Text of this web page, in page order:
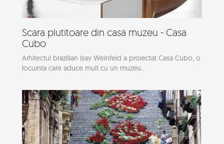
Scara plutitoare din casa muzeu - Casa
Cubo
Arhitectul brazilian Isay Weinfeld a proiectat Casa Cubo, o
locuinta care aduce mult cu un muzeu...